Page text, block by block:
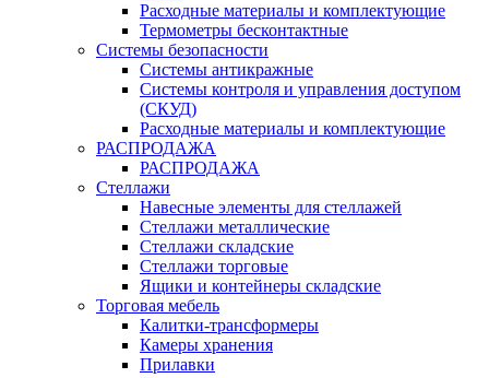
Расходные материалы и комплектующие
Термометры бесконтактные
Системы безопасности
Системы антикражные
Системы контроля и управления доступом
(СКУД)
Расходные материалы и комплектующие
РАСПРОДАЖА
РАСПРОДАЖА
Стеллажи
Навесные элементы для стеллажей
Стеллажи металлические
Стеллажи складские
Стеллажи торговые
Ящики и контейнеры складские
Торговая мебель
Калитки-трансформеры
Камеры хранения
Прилавки